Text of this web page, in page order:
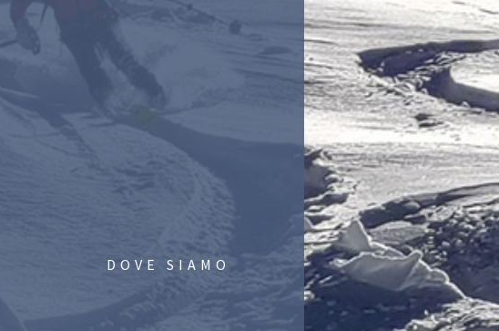
DOVE SIAMO